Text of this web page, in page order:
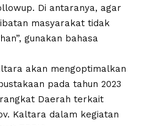
Di antaranya, agar
masyarakat tidak
gunakan bahasa
akan mengoptimalkan
pada tahun 2023
Daerah terkait
Kaltara dalam kegiatan